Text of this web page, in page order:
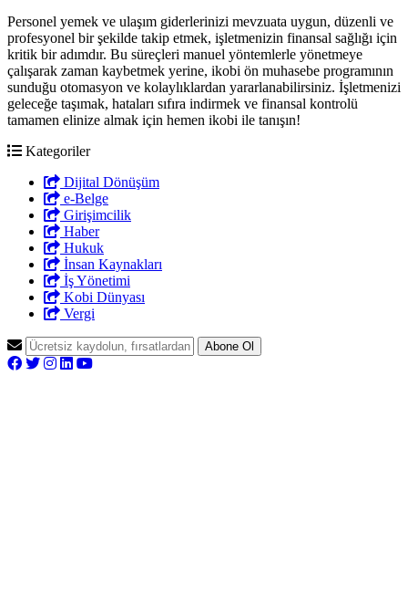
Personel yemek ve ulaşım giderlerinizi mevzuata uygun, düzenli ve
profesyonel bir şekilde takip etmek, işletmenizin finansal sağlığı için
kritik bir adımdır. Bu süreçleri manuel yöntemlerle yönetmeye
çalışarak zaman kaybetmek yerine, ikobi ön muhasebe programının
sunduğu otomasyon ve kolaylıklardan yararlanabilirsiniz. İşletmenizi
geleceğe taşımak, hataları sıfıra indirmek ve finansal kontrolü
tamamen elinize almak için hemen ikobi ile tanışın!
Kategoriler
Dijital Dönüşüm
e-Belge
Girişimcilik
Haber
Hukuk
İnsan Kaynakları
İş Yönetimi
Kobi Dünyası
Vergi
Abone Ol